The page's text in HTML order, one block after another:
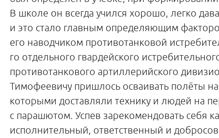
В школе он всегда учился хорошо, легко
и это стало главным определяющим
его наводчиком противотанковой
го отдельного гвардейского
противотанкового артиллерийского
Тимофеевичу пришлось осваивать полёты на
которыми доставляли технику и людей на
с парашютом. Успев зарекомендовать себя
исполнительный, ответственный и